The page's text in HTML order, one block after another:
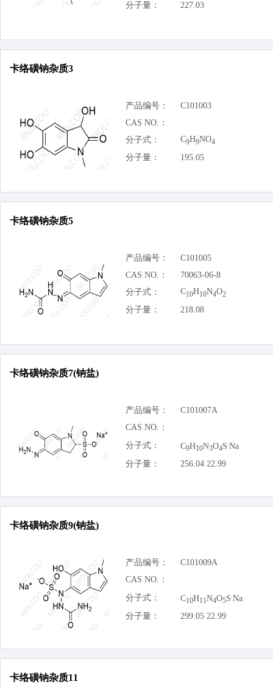
分子量：
227.03
卡络磺钠杂质3
产品编号：
C101003
CAS NO.：
分子式：
C9H9NO4
分子量： 195.05
卡络磺钠杂质5
产品编号：
C101005
CAS NO.：
70063-06-8
分子式：
C10H10N4O2
分子量： 218.08
卡络磺钠杂质7(钠盐)
产品编号：
C101007A
CAS NO.：
分子式：
C9H10N3O4S.Na
分子量：
256.04 22.99
卡络磺钠杂质9(钠盐)
产品编号：
C101009A
CAS NO.：
分子式：
C10H11N4O5S.Na
分子量：
299.05 22.99
卡络磺钠杂质11